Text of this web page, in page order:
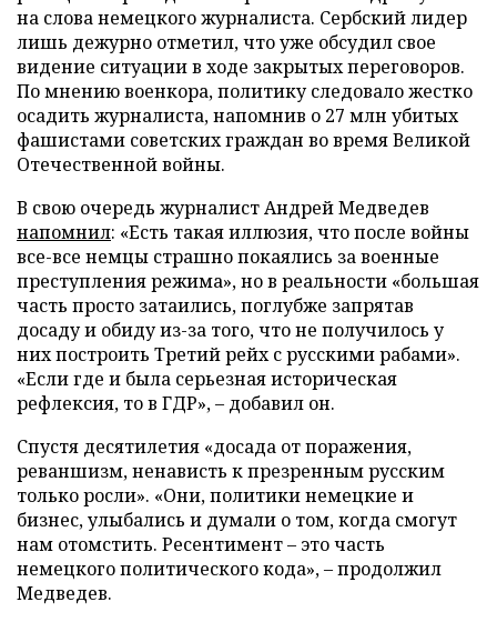
на слова немецкого журналиста. Сербский лидер
лишь дежурно отметил, что уже обсудил свое
видение ситуации в ходе закрытых переговоров.
По мнению военкора, политику следовало жестко
осадить журналиста, напомнив о 27 млн убитых
фашистами советских граждан во время Великой
Отечественной войны.
В свою очередь журналист Андрей Медведев
напомнил: «Есть такая иллюзия, что после войны
все-все немцы страшно покаялись за военные
преступления режима», но в реальности «большая
часть просто затаились, поглубже запрятав
досаду и обиду из-за того, что не получилось у
них построить Третий рейх с русскими рабами».
«Если где и была серьезная историческая
рефлексия, то в ГДР», – добавил он.
Спустя десятилетия «досада от поражения,
реваншизм, ненависть к презренным русским
только росли». «Они, политики немецкие и
бизнес, улыбались и думали о том, когда смогут
нам отомстить. Ресентимент – это часть
немецкого политического кода», – продолжил
Медведев.